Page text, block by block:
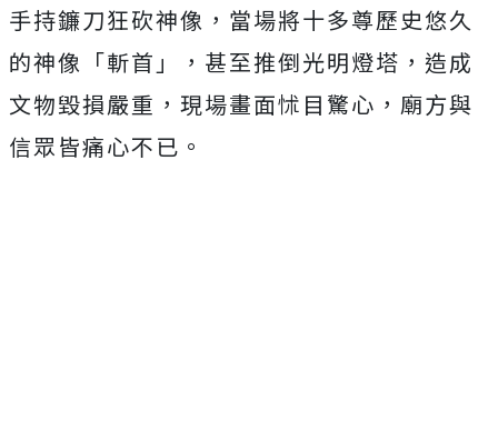
手持鐮刀狂砍神像，當場將十多尊歷史悠久
的神像「斬首」，甚至推倒光明燈塔，造成
文物毀損嚴重，現場畫面怵目驚心，廟方與
信眾皆痛心不已。